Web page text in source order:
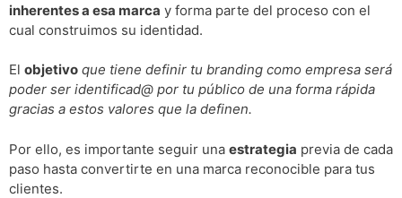
inherentes a esa marca y forma parte del proceso con el
cual construimos su identidad.
El objetivo que tiene definir tu branding como empresa será
poder ser identificad@ por tu público de una forma rápida
gracias a estos valores que la definen.
Por ello, es importante seguir una estrategia previa de cada
paso hasta convertirte en una marca reconocible para tus
clientes.